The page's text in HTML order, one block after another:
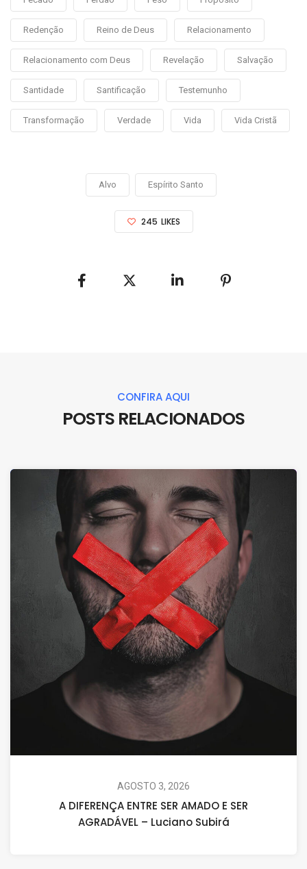
Redenção Reino de Deus Relacionamento
Relacionamento com Deus Revelação Salvação
Santidade Santificação Testemunho
Transformação Verdade Vida Vida Cristã
Alvo Espírito Santo
245 LIKES
CONFIRA AQUI
POSTS RELACIONADOS
AGOSTO 3, 2026
A DIFERENÇA ENTRE SER AMADO E SER
AGRADÁVEL – Luciano Subirá